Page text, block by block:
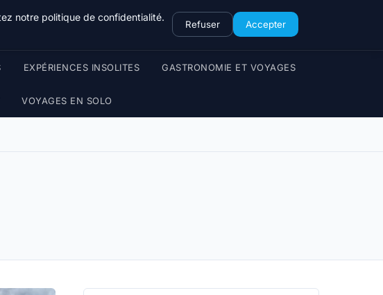
EXPÉRIENCES INSOLITES GASTRONOMIE ET VOYAGES
VOYAGES EN SOLO
notre politique de confidentialité.
Refuser Accepter